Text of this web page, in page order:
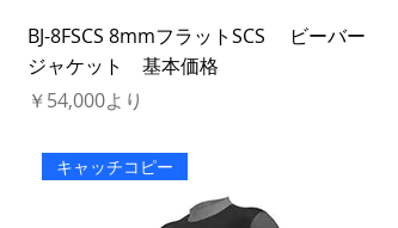
BJ-8FSCS 8mmフラットSCS ビーバー
ジャケット 基本価格
￥54,000より
セール価格
キャッチコピー